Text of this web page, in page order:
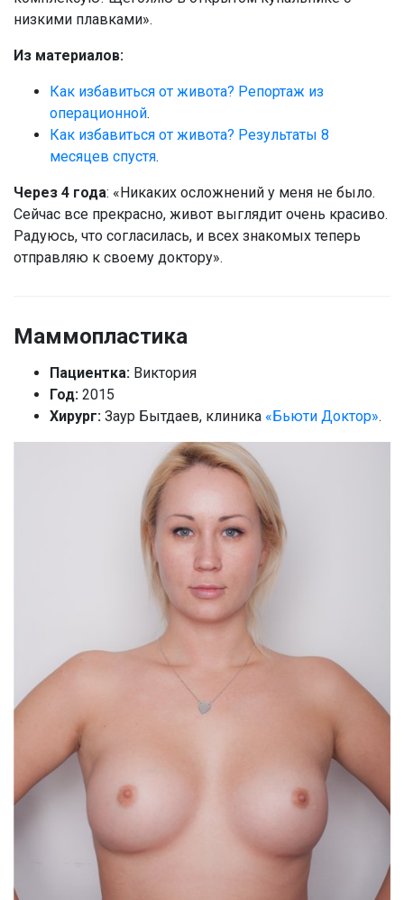
низкими плавками».
Из материалов:
Как избавиться от живота? Репортаж из
операционной.
Как избавиться от живота? Результаты 8
месяцев спустя.
Через 4 года: «Никаких осложнений у меня не было.
Сейчас все прекрасно, живот выглядит очень красиво.
Радуюсь, что согласилась, и всех знакомых теперь
отправляю к своему доктору».
Маммопластика
Пациентка: Виктория
Год: 2015
Хирург: Заур Бытдаев, клиника «Бьюти Доктор».